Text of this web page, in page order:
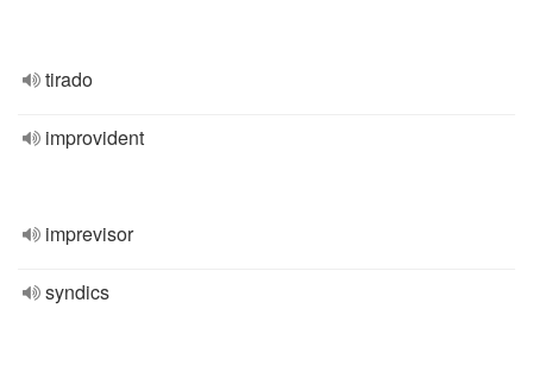
tirado
improvident
imprevisor
syndics